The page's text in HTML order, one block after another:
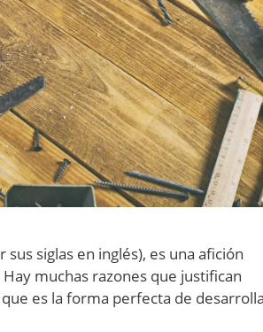
siglas en inglés), es una afición
muchas razones que justifican
es la forma perfecta de